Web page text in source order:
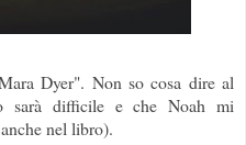
Dyer". Non so cosa dire al
sarà difficile e che Noah mi
nel libro).